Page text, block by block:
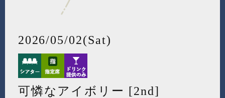
2026/05/02(Sat)
可憐なアイボリー [2nd]